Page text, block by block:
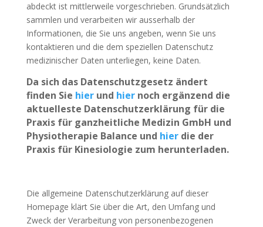
abdeckt ist mittlerweile vorgeschrieben. Grundsätzlich
sammlen und verarbeiten wir ausserhalb der
Informationen, die Sie uns angeben, wenn Sie uns
kontaktieren und die dem speziellen Datenschutz
medizinischer Daten unterliegen, keine Daten.
Da sich das Datenschutzgesetz ändert
finden Sie hier und hiernoch ergänzend die
aktuelleste Datenschutzerklärung für die
Praxis für ganzheitliche Medizin GmbH und
Physiotherapie Balance und hierdie der
Praxis für Kinesiologie zum herunterladen.
Die allgemeine Datenschutzerklärung auf dieser
Homepage klärt Sie über die Art, den Umfang und
Zweck der Verarbeitung von personenbezogenen